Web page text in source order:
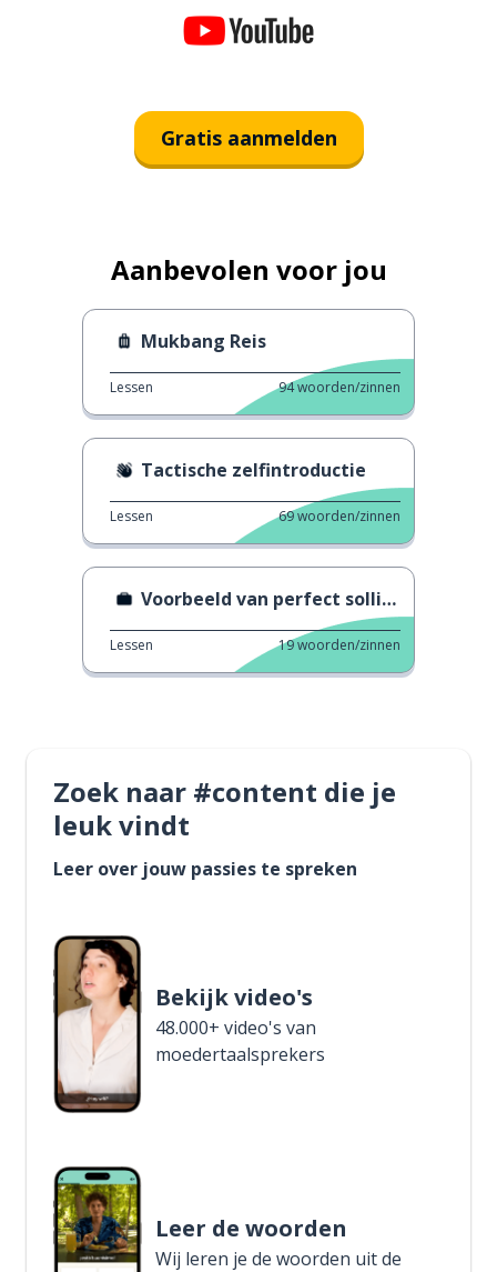
Gratis aanmelden
Aanbevolen voor jou
Mukbang Reis
Lessen 94woorden/zinnen
Tactische zelfintroductie
Lessen 69woorden/zinnen
Voorbeeld van perfect sollicitatiegesprek
Lessen 19woorden/zinnen
Zoek naar #content die je
leuk vindt
Leer over jouw passies te spreken
Bekijk video's
48.000+ video's van
moedertaalsprekers
Leer de woorden
Wij leren je de woorden uit de